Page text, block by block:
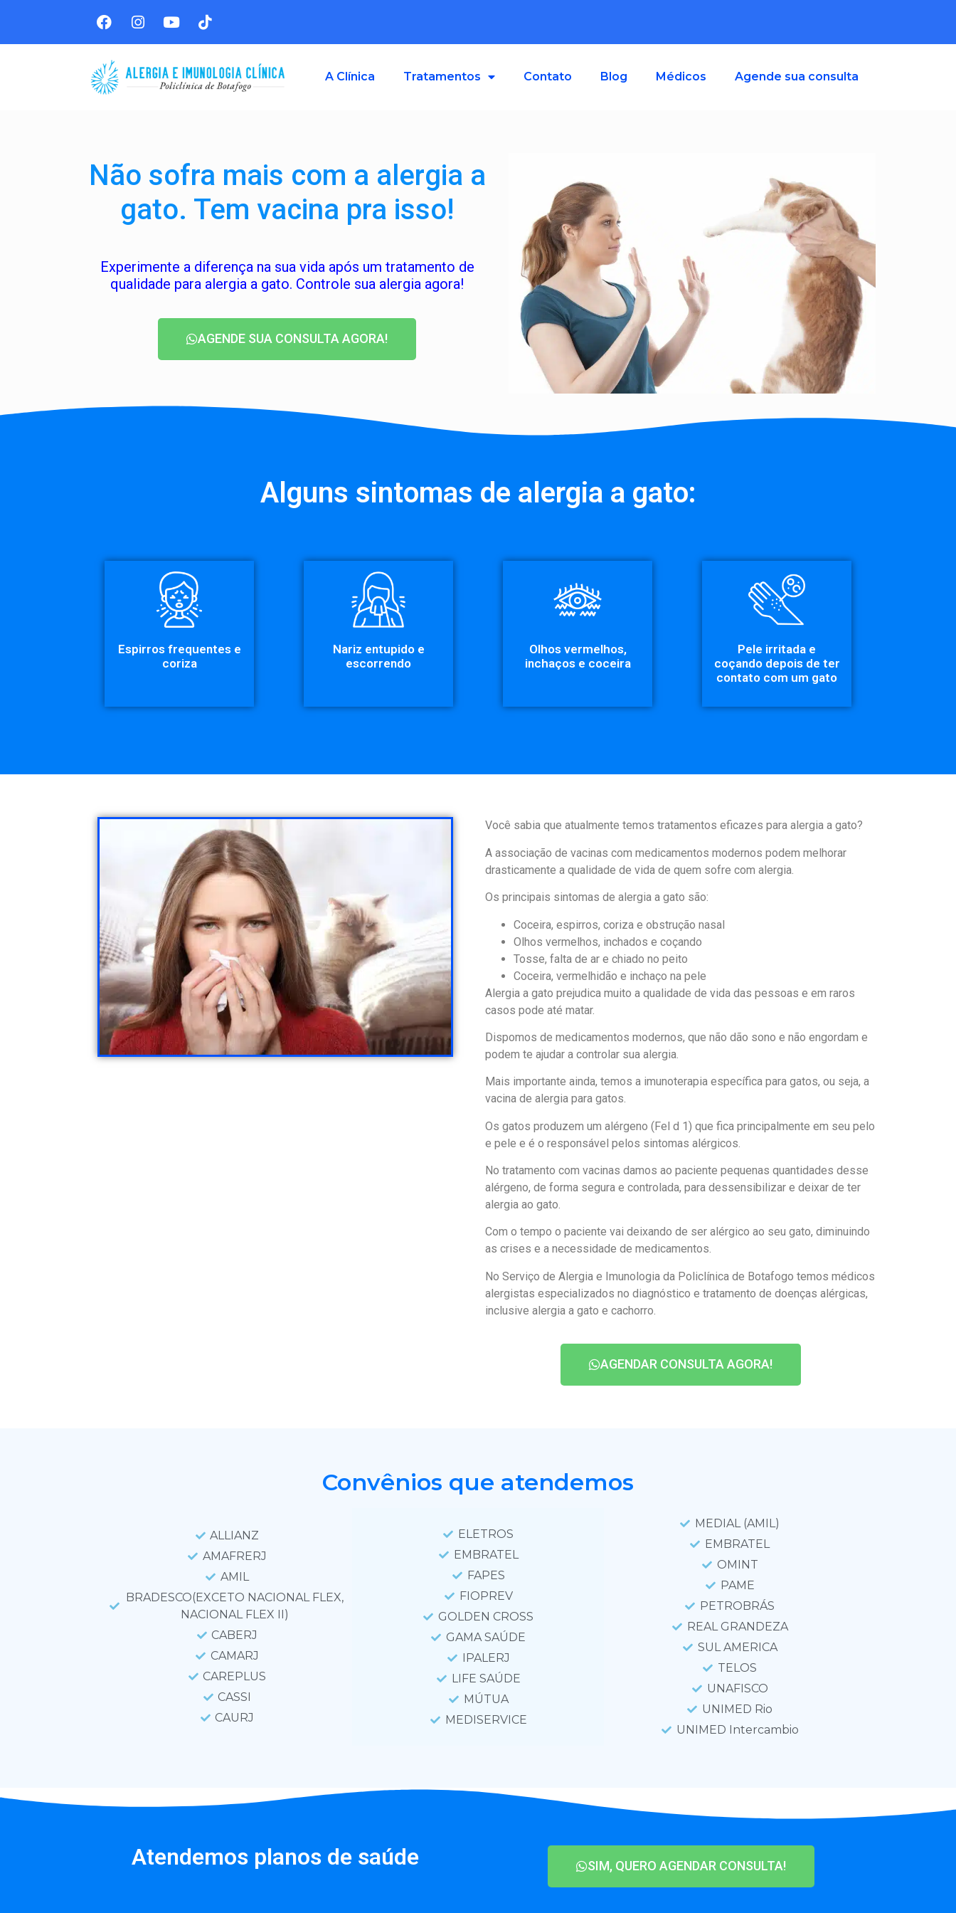
A Clínica Tratamentos Contato Blog Médicos Agende sua consulta
Não sofra mais com a alergia a
gato. Tem vacina pra isso!
Experimente a diferença na sua vida após um tratamento de
qualidade para alergia a gato. Controle sua alergia agora!
AGENDE SUA CONSULTA AGORA!
Alguns sintomas de alergia a gato:
Espirros frequentes e
coriza
Nariz entupido e
escorrendo
Olhos vermelhos,
inchaços e coceira
Pele irritada e
coçando depois de ter
contato com um gato
Você sabia que atualmente temos tratamentos eficazes para alergia a gato?
A associação de vacinas com medicamentos modernos podem melhorar
drasticamente a qualidade de vida de quem sofre com alergia.
Os principais sintomas de alergia a gato são:
Coceira, espirros, coriza e obstrução nasal
Olhos vermelhos, inchados e coçando
Tosse, falta de ar e chiado no peito
Coceira, vermelhidão e inchaço na pele
Alergia a gato prejudica muito a qualidade de vida das pessoas e em raros
casos pode até matar.
Dispomos de medicamentos modernos, que não dão sono e não engordam e
podem te ajudar a controlar sua alergia.
Mais importante ainda, temos a imunoterapia específica para gatos, ou seja, a
vacina de alergia para gatos.
Os gatos produzem um alérgeno (Fel d 1) que fica principalmente em seu pelo
e pele e é o responsável pelos sintomas alérgicos.
No tratamento com vacinas damos ao paciente pequenas quantidades desse
alérgeno, de forma segura e controlada, para dessensibilizar e deixar de ter
alergia ao gato.
Com o tempo o paciente vai deixando de ser alérgico ao seu gato, diminuindo
as crises e a necessidade de medicamentos.
No Serviço de Alergia e Imunologia da Policlínica de Botafogo temos médicos
alergistas especializados no diagnóstico e tratamento de doenças alérgicas,
inclusive alergia a gato e cachorro.
AGENDAR CONSULTA AGORA!
Convênios que atendemos
ALLIANZ
AMAFRERJ
AMIL
BRADESCO(EXCETO NACIONAL FLEX,
NACIONAL FLEX II)
CABERJ
CAMARJ
CAREPLUS
CASSI
CAURJ
ELETROS
EMBRATEL
FAPES
FIOPREV
GOLDEN CROSS
GAMA SAÚDE
IPALERJ
LIFE SAÚDE
MÚTUA
MEDISERVICE
MEDIAL (AMIL)
EMBRATEL
OMINT
PAME
PETROBRÁS
REAL GRANDEZA
SUL AMERICA
TELOS
UNAFISCO
UNIMED Rio
UNIMED Intercambio
Atendemos planos de saúde SIM, QUERO AGENDAR CONSULTA!